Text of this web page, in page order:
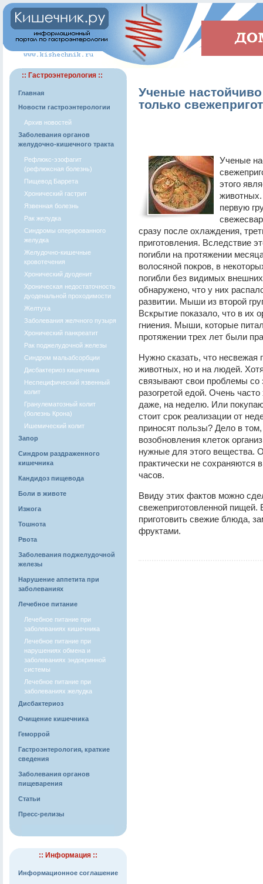
:: Гастроэнтерология ::
Главная
Новости гастроэнтерологии
Архив новостей
Заболевания органов
желудочно-кишечного тракта
Рефлюкс-эзофагит
(рефлюксная болезнь)
Пищевод Баррета
Хронический гастрит
Язвенная болезнь
Рак желудка
Синдромы оперированного
желудка
Желудочно-кишечные
кровотечения
Хронический дуоденит
Хроническая недостаточность
дуоденальной проходимости
Желтуха
Заболевания желчного пузыря
Хронический панкреатит
Рак поджелудочной железы
Синдром мальабсорбции
Дисбактериоз кишечника
Неспецифический язвенный
колит
Гранулематозный колит
(болезнь Крона)
Ишемический колит
Запор
Синдром раздраженного
кишечника
Кандидоз пищевода
Боли в животе
Изжога
Тошнота
Рвота
Заболевания поджелудочной
железы
Нарушение аппетита при
заболеваниях
Лечебное питание
Лечебное питание при
заболеваниях кишечника
Лечебное питание при
нарушениях обмена и
заболеваниях эндокринной
системы
Лечебное питание при
заболеваниях желудка
Дисбактериоз
Очищение кишечника
Геморрой
Гастроэнтерология, краткие
сведения
Заболевания органов
пищеварения
Статьи
Пресс-релизы
:: Информация ::
Информационное соглашение
Ученые
только
Ученые
этого
животных.
первую
сразу после охлаждения,
приготовления. Вследствие
погибли на протяжении
волосяной покров, в
погибли без видимых
обнаружено, что у них
развитии. Мыши из второй
Вскрытие показало, что в их
гниения. Мыши, которые
протяжении трех лет были
Нужно сказать, что несвежая
животных, но и на людей.
связывают свои проблемы со
разогретой едой. Очень
даже, на неделю. Или
стоит срок реализации от
приносят пользы? Дело в
возобновления клеток
нужные для этого вещества.
практически не сохраняются
часов.
Ввиду этих фактов можно
свежеприготовленной пищей.
приготовить свежие блюда,
фруктами.